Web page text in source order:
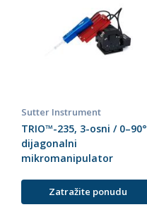
Sutter Instrument
TRIO™-235, 3-osni / 0–90°
dijagonalni
mikromanipulator
Zatražite ponudu